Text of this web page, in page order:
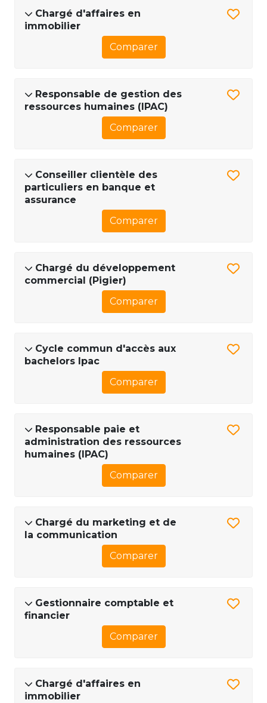
Chargé d'affaires en
immobilier
Comparer
Responsable de gestion des
ressources humaines (IPAC)
Comparer
Conseiller clientèle des
particuliers en banque et
assurance
Comparer
Chargé du développement
commercial (Pigier)
Comparer
Cycle commun d'accès aux
bachelors Ipac
Comparer
Responsable paie et
administration des ressources
humaines (IPAC)
Comparer
Chargé du marketing et de
la communication
Comparer
Gestionnaire comptable et
financier
Comparer
Chargé d'affaires en
immobilier